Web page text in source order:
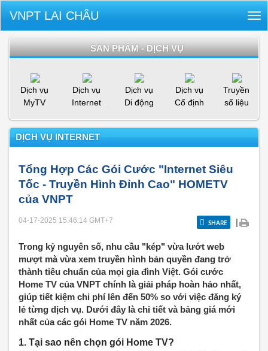
VNPT LAI CHÂU
SẢN PHẨM - DỊCH VỤ
Dịch vụ
MyTV
Dịch vụ
Internet
Dịch vụ
Di động
Dịch vụ
Cố định
Truyền
số liệu
DỊCH VỤ INTERNET
Tổng Hợp Các Gói Cước "Internet Siêu
Tốc - Truyền Hình Đỉnh Cao" HOMETV
của VNPT
04-17-2025 15:46:14 GMT+7 SHARE |
Trong kỷ nguyên số, nhu cầu "kép" vừa lướt web
mượt mà vừa xem truyền hình bản quyền đang trở
thành tiêu chuẩn của mọi gia đình Việt. Gói cước
Home TV của VNPT chính là giải pháp hoàn hảo nhất,
giúp tiết kiệm chi phí lên đến 50% so với việc đăng ký
lẻ từng dịch vụ. Dưới đây là chi tiết và bảng giá mới
nhất của các gói Home TV năm 2026.
1. Tại sao nên chọn gói Home TV?